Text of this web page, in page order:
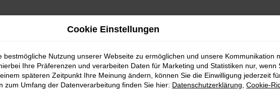
Cookie Einstellungen
bestmögliche Nutzung unserer Webseite zu ermöglichen und unsere Kommunikation
Ihre Präferenzen und verarbeiten Daten für Marketing und Statistiken nur, wenn
späteren Zeitpunkt Ihre Meinung ändern, können Sie die Einwilligung jederzeit
zum Umfang der Datenverarbeitung finden Sie hier: Datenschutzerklärung Cookie-